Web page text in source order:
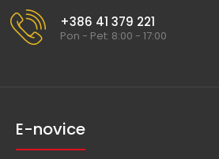
+386 41 379 221
Pon - Pet: 8:00 - 17:00
E-novice